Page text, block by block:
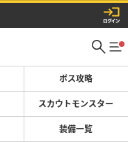
ボス攻略
スカウトモンスター
装備一覧